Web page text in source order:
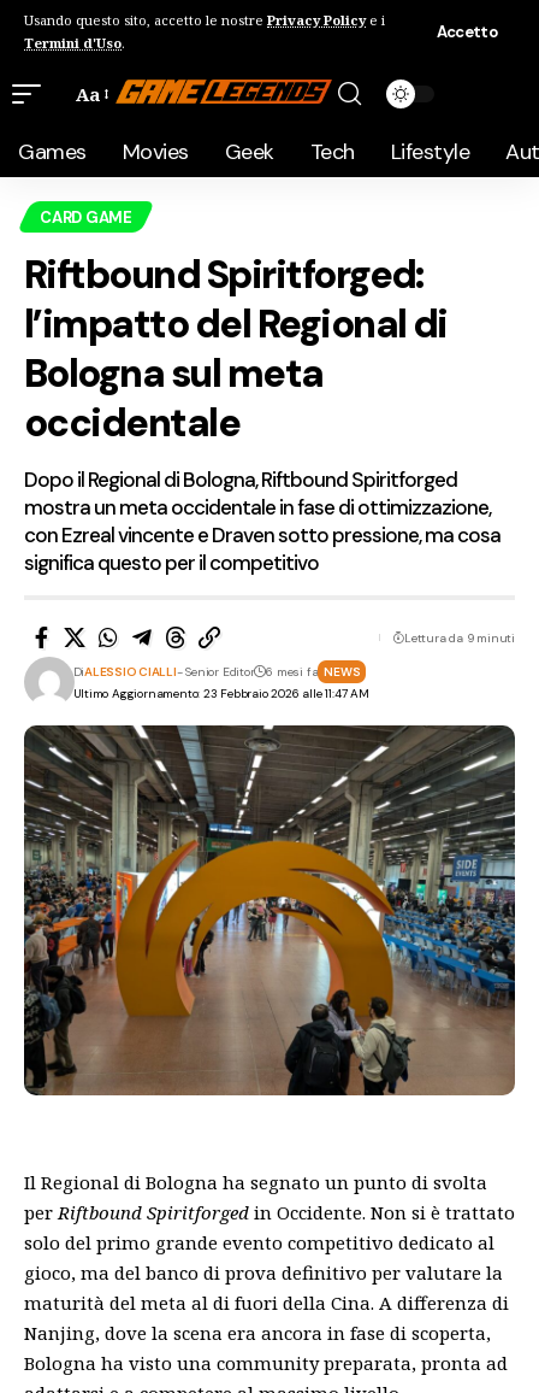
Usando questo sito, accetto le nostre Privacy Policye i
Termini d'Uso.
Accetto
Aa
Games Movies Geek Tech Lifestyle
CARD GAME
Riftbound Spiritforged:
l’impatto del Regional di
Bologna sul meta
occidentale
Dopo il Regional di Bologna, Riftbound Spiritforged
mostra un meta occidentale in fase di ottimizzazione,
con Ezreal vincente e Draven sotto pressione, ma cosa
significa questo per il competitivo
Ultimo Aggiornamento: 23 Febbraio 2026 alle 11:47 AM
DiALESSIO CIALLI- Senior Editor 6 mesi fa NEWS
Lettura da 9 minuti
Il Regional di Bologna ha segnato un punto di svolta
perRiftbound Spiritforged in Occidente. Non si è trattato
solo del primo grande evento competitivo dedicato al
gioco, ma del banco di prova definitivo per valutare la
maturità del meta al di fuori della Cina. A differenza di
Nanjing, dove la scena era ancora in fase di scoperta,
Bologna ha visto una community preparata, pronta ad